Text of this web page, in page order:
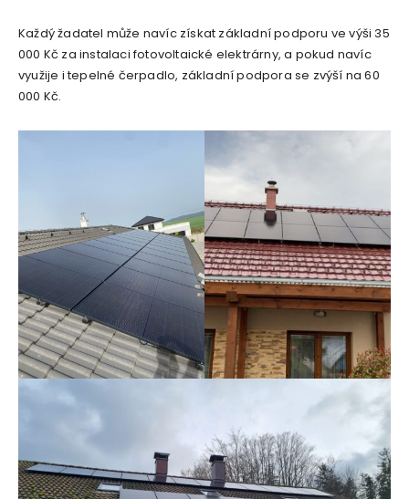
Každý žadatel může navíc získat základní podporu ve výši 35
000 Kč za instalaci fotovoltaické elektrárny, a pokud navíc
využije i tepelné čerpadlo, základní podpora se zvýší na 60
000 Kč.